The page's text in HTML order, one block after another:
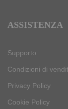
ASSISTENZA
Supporto
Condizioni di
Privacy Policy
Cookie Policy